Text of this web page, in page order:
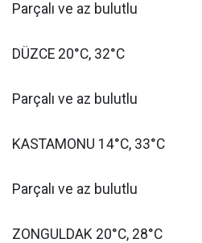
Parçalı ve az bulutlu
DÜZCE 20°C, 32°C
Parçalı ve az bulutlu
KASTAMONU 14°C, 33°C
Parçalı ve az bulutlu
ZONGULDAK 20°C, 28°C